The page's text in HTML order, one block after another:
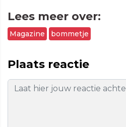
Lees meer over:
Magazine bommetje
Plaats reactie